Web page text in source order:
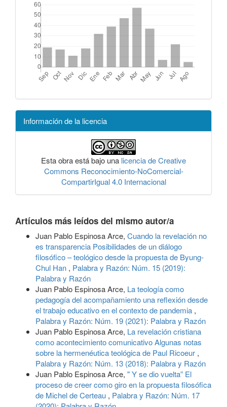
Información de la licencia
Esta obra está bajo una licencia de Creative
Commons Reconocimiento-NoComercial-
CompartirIgual 4.0 Internacional
Artículos más leídos del mismo autor/a
Juan Pablo Espinosa Arce, Cuando la revelación no
es transparencia Posibilidades de un diálogo
filosófico – teológico desde la propuesta de Byung-
Chul Han , Palabra y Razón: Núm. 15 (2019):
Palabra y Razón
Juan Pablo Espinosa Arce, La teología como
pedagogía del acompañamiento una reflexión desde
el trabajo educativo en el contexto de pandemia ,
Palabra y Razón: Núm. 19 (2021): Palabra y Razón
Juan Pablo Espinosa Arce, La revelación cristiana
como acontecimiento comunicativo Algunas notas
sobre la hermenéutica teológica de Paul Ricoeur ,
Palabra y Razón: Núm. 13 (2018): Palabra y Razón
Juan Pablo Espinosa Arce, " Y se dio vuelta” El
proceso de creer como giro en la propuesta filosófica
de Michel de Certeau , Palabra y Razón: Núm. 17